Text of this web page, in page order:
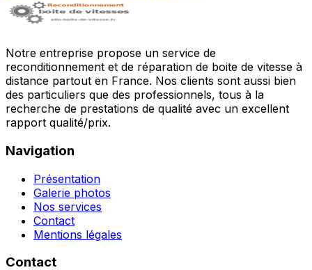
Notre entreprise propose un service de
reconditionnement et de réparation de boite de vitesse à
distance partout en France. Nos clients sont aussi bien
des particuliers que des professionnels, tous à la
recherche de prestations de qualité avec un excellent
rapport qualité/prix.
Navigation
Présentation
Galerie photos
Nos services
Contact
Mentions légales
Contact